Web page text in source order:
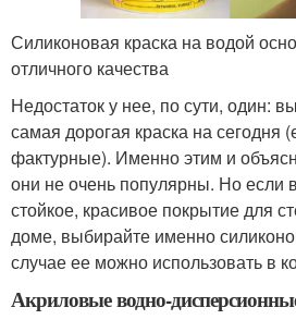
Силиконовая краска на водой
отличного качества
Недостаток у нее, по сути, один:
самая дорогая краска на сегодня
фактурные). Именно этим и
они не очень популярны. Но если
стойкое, красивое покрытие для
доме, выбирайте именно
случае ее можно использовать в
Акриловые водно-